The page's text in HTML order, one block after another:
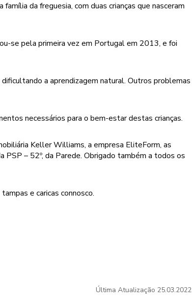
família da freguesia, com duas crianças que nasceram
se pela primeira vez em Portugal em 2013, e foi
a aprendizagem natural. Outros problemas
necessários para o bem-estar destas crianças.
Keller Williams, a empresa EliteForm, as
– 52º, da Parede. Obrigado também a todos os
e caricas connosco.
Última Atualização 25.03.2022